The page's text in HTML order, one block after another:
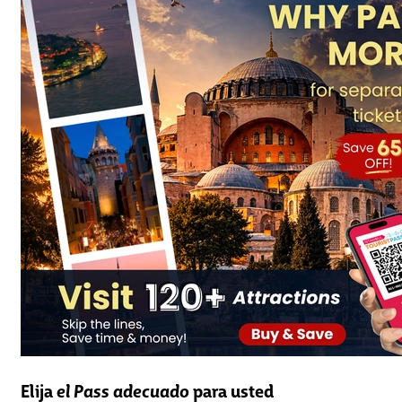
Elijael Pass adecuadopara usted